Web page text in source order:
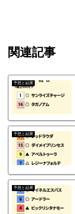
関連記事
予想と結果
予想と結果
予想と結果